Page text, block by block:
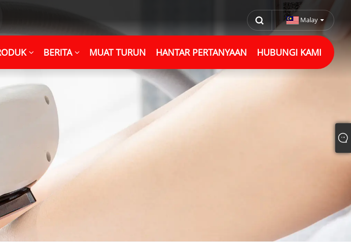
Malay
BERITA MUAT TURUN HANTAR PERTANYAAN HUBUNGI KAMI